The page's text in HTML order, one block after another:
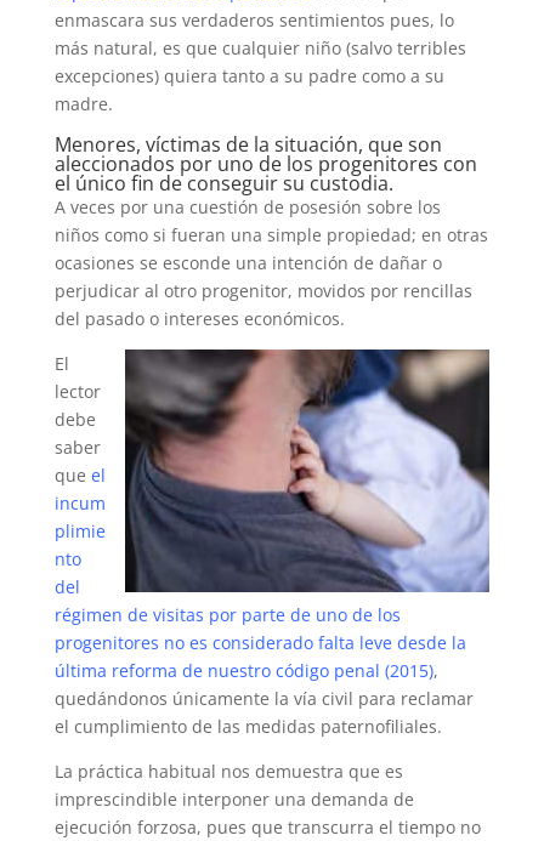
enmascara sus verdaderos sentimientos pues, lo
más natural, es que cualquier niño (salvo terribles
excepciones) quiera tanto a su padre como a su
madre.
Menores, víctimas de la situación, que son
aleccionados por uno de los progenitores con
el único fin de conseguir su custodia.
A veces por una cuestión de posesión sobre los
niños como si fueran una simple propiedad; en otras
ocasiones se esconde una intención de dañar o
perjudicar al otro progenitor, movidos por rencillas
del pasado o intereses económicos.
El
lector
debe
saber
que el
incum
plimie
nto
del
régimen de visitas por parte de uno de los
progenitores no es considerado falta leve desde la
última reforma de nuestro código penal (2015),
quedándonos únicamente la vía civil para reclamar
el cumplimiento de las medidas paternofiliales.
La práctica habitual nos demuestra que es
imprescindible interponer una demanda de
ejecución forzosa, pues que transcurra el tiempo no